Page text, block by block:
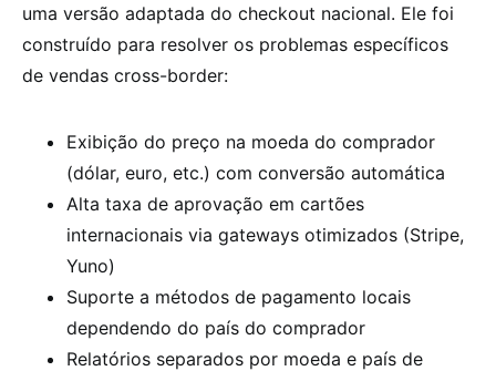
uma versão adaptada do checkout nacional. Ele foi
construído para resolver os problemas específicos
de vendas cross-border:
Exibição do preço na moeda do comprador
(dólar, euro, etc.) com conversão automática
Alta taxa de aprovação em cartões
internacionais via gateways otimizados (Stripe,
Yuno)
Suporte a métodos de pagamento locais
dependendo do país do comprador
Relatórios separados por moeda e país de